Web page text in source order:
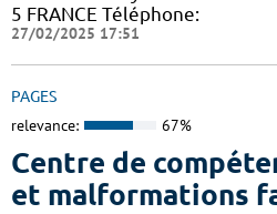
5 FRANCE Téléphone:
27/02/2025 17:51
PAGES
relevance: 67%
Centre de
et malformations